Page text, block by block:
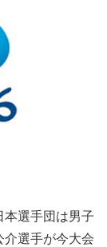
本選手団は男子
介選手が今大会